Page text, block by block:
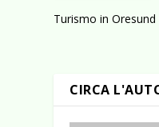
Turismo in
CIRCA